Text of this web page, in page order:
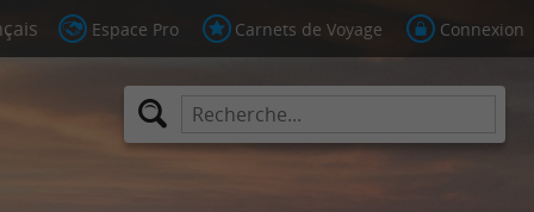
Espace Pro Carnets de Voyage Connexion